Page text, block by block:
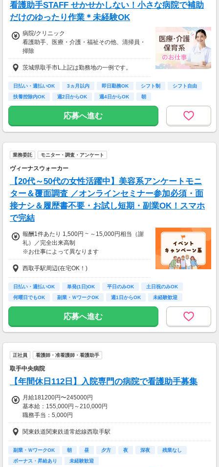
看護助手STAFF せかせかしない！小さな病院で補助
だけのゆったり作業＊未経験OK
病院/クリニック
看護助手、医療・介護・福祉その他、清掃員・
掃除
時給1,250円～
※22時～翌5時の就労は深夜時給適用
※お給料は最短で週払いOK！（規定有）
※残業代は別途全額支給
茨城県取手市L上記は勤務地の一例です。
日払い・週払いOK 3ヵ月以内 即日勤務OK シフト制
シフト自由
扶養控除内OK
週2日からOK 週4日からOK 朝
応募へ進む
業務委託 モニター・調査・アンケート
ヴィーナスウォーカー
【20代～50代の女性活躍中】美容系アンケートモニ
ター＆覆面調査 ／オンラインセミナー参加必須・面
接ナシ＆履歴書不要・お試し短期・副業OK！スマホ
で完結
報酬1件あたり 1,500円 ~ ～15,000円相当（謝
礼）／完全出来高制
※お仕事によって異なります
※アンケート回答後、内容確認・承認を経て謝
礼をお支払いします
【お仕事の一例】
◆ 美容サプリのお試しモニター
キレイになりながらポイントがもらえる、人気
のモニターです！
・所要時間：10～20分
・謝礼金 ：500PT（1P＝1円）＋商品提供あ
スキンケア・ヘアケア商品を実際に使ってレビ
ュー！
美容好きにぴったりの、楽しみながらできるお
仕事です。
・所要時間：10～20分
・謝礼金 ：500PT（1P＝1円）＋商品提供あ
西取手駅周辺(在宅OK！)
日払い・週払いOK 単発(1日)OK 平日のみOK
土日祝のみOK
何曜日でもOK
副業・ＷワークOK 週1日からOK
未経験歓迎
大学生歓迎
応募へ進む
正社員 看護師・准看護師・看護助手
取手中央病院
【年間休日112日】入院専門の病院で看護助手募集
月給181200円〜245000円
基本給：155,000円～210,000円
職務手当：5,000円
処遇改善等手当：12,000円
調整手当：9,200円～15,000円
【その他手当】
夜勤手当：7,000円/回
関東鉄道関東鉄道常総線西取手駅
副業・ＷワークOK 朝 昼 夕方 夜 深夜
残業なし
ボーナス・昇給あり
未経験歓迎